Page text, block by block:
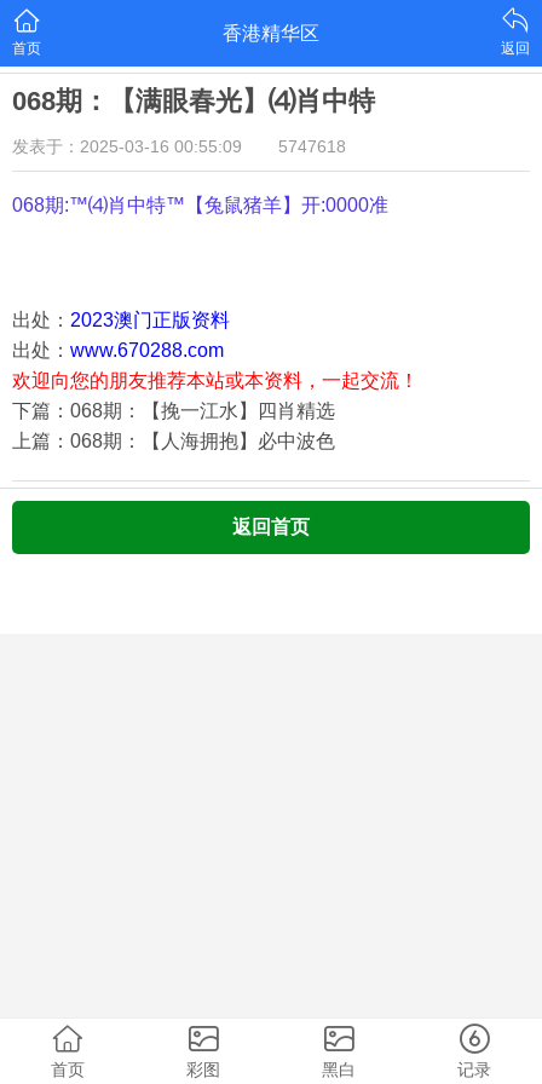
首页
香港精华区
返回
068期：【满眼春光】⑷肖中特
发表于：2025-03-16 00:55:09 5747618
068期:™⑷肖中特™【兔鼠猪羊】开:0000准
出处： 2023澳门正版资料
出处： www.670288.com
欢迎向您的朋友推荐本站或本资料，一起交流！
下篇：068期：【挽一江水】四肖精选
上篇：068期：【人海拥抱】必中波色
返回首页
首页 彩图 黑白 记录